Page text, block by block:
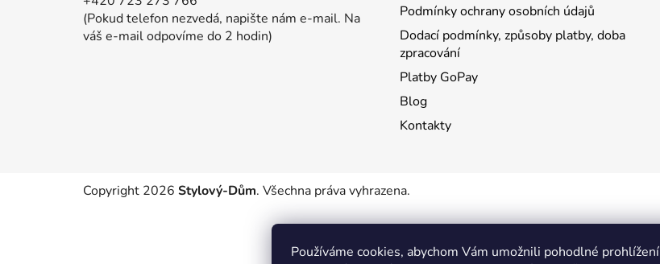
Používáme cookies, abychom Vám umožnili pohodlné prohlížení
(Pokud telefon nezvedá, napište nám e-mail. Na
váš e-mail odpovíme do 2 hodin)
Podmínky ochrany osobních údajů
Dodací podmínky, způsoby platby, doba
zpracování
Platby GoPay
Blog
Kontakty
Copyright 2026 Stylový-Dům. Všechna práva vyhrazena.